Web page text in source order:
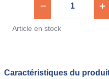
Article en stock
Caractéristiques du